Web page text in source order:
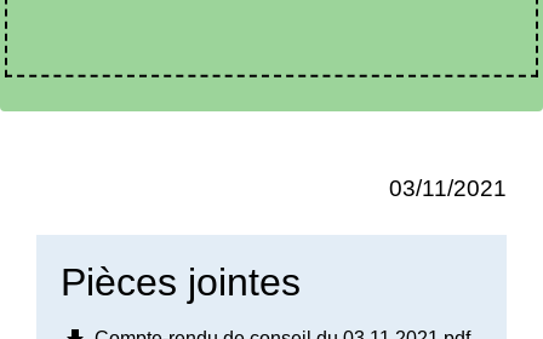
03/11/2021
Pièces jointes